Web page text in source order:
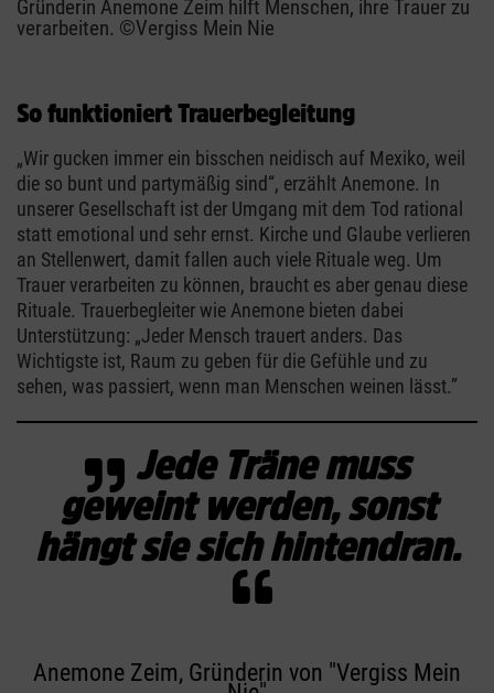
Gründerin Anemone Zeim hilft Menschen, ihre Trauer zu
verarbeiten. ©Vergiss Mein Nie
So funktioniert Trauerbegleitung
„Wir gucken immer ein bisschen neidisch auf Mexiko, weil
die so bunt und partymäßig sind“, erzählt Anemone. In
unserer Gesellschaft ist der Umgang mit dem Tod rational
statt emotional und sehr ernst. Kirche und Glaube verlieren
an Stellenwert, damit fallen auch viele Rituale weg. Um
Trauer verarbeiten zu können, braucht es aber genau diese
Rituale. Trauerbegleiter wie Anemone bieten dabei
Unterstützung: „Jeder Mensch trauert anders. Das
Wichtigste ist, Raum zu geben für die Gefühle und zu
sehen, was passiert, wenn man Menschen weinen lässt.”
Jede Träne muss
geweint werden, sonst
hängt sie sich hintendran.
Anemone Zeim, Gründerin von "Vergiss Mein